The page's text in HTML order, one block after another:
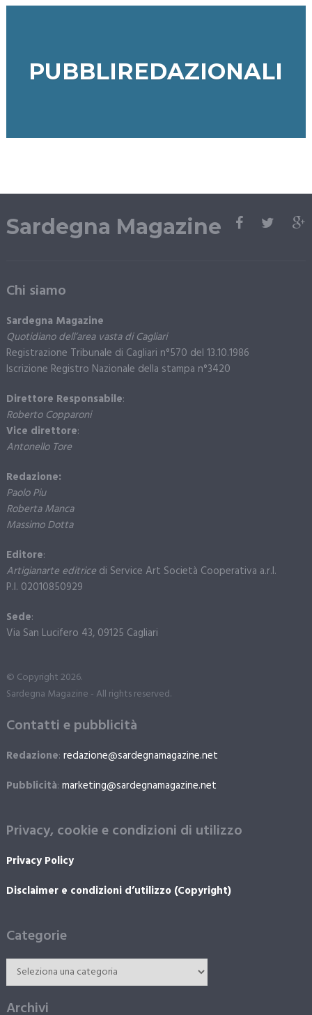
PUBBLIREDAZIONALI
Sardegna Magazine
Chi siamo
Sardegna Magazine
Quotidiano dell’area vasta di Cagliari
Registrazione Tribunale di Cagliari n°570 del 13.10.1986
Iscrizione Registro Nazionale della stampa n°3420
Direttore Responsabile:
Roberto Copparoni
Vice direttore:
Antonello Tore
Redazione:
Paolo Piu
Roberta Manca
Massimo Dotta
Editore:
Artigianarte editricedi Service Art Società Cooperativa a.r.l.
P.I. 02010850929
Sede:
Via San Lucifero 43, 09125 Cagliari
© Copyright 2026.
Sardegna Magazine - All rights reserved.
Contatti e pubblicità
Redazione: redazione@sardegnamagazine.net
Pubblicità: marketing@sardegnamagazine.net
Privacy, cookie e condizioni di utilizzo
Privacy Policy
Disclaimer e condizioni d’utilizzo (Copyright)
Categorie
Archivi